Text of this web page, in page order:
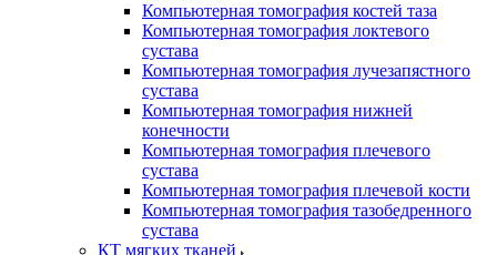
Компьютерная томография костей таза
Компьютерная томография локтевого
сустава
Компьютерная томография лучезапястного
сустава
Компьютерная томография нижней
конечности
Компьютерная томография плечевого
сустава
Компьютерная томография плечевой кости
Компьютерная томография тазобедренного
сустава
КТ мягких тканей